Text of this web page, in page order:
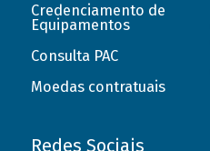
Credenciamento de
Equipamentos
Consulta PAC
Moedas contratuais
Redes Sociais